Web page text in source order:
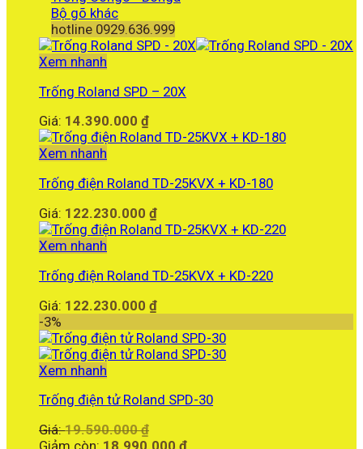
Bộ gõ khác
hotline 0929.636.999
Xem nhanh
Trống Roland SPD – 20X
Giá: 14.390.000 ₫
Xem nhanh
Trống điện Roland TD-25KVX + KD-180
Giá: 122.230.000 ₫
Xem nhanh
Trống điện Roland TD-25KVX + KD-220
Giá: 122.230.000 ₫
-3%
Xem nhanh
Trống điện tử Roland SPD-30
Giá:19.590.000₫
gốc
Giá